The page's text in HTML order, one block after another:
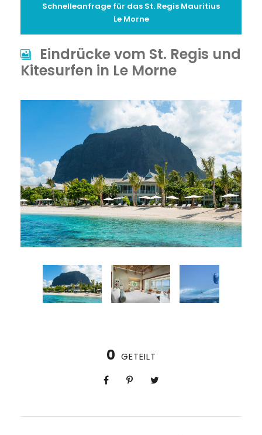
Schnelleanfrage für das St. Regis Mauritius
Le Morne
Eindrücke vom St. Regis und
Kitesurfen in Le Morne
0 GETEILT